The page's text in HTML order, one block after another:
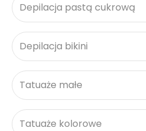
Depilacja pastą cukrową
Depilacja bikini
Tatuaże małe
Tatuaże kolorowe